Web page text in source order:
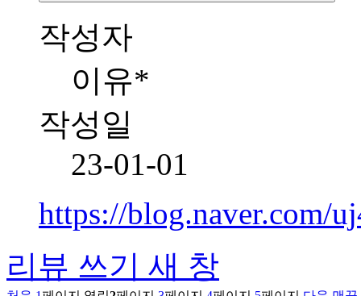
작성자
이유*
작성일
23-01-01
https://blog.naver.com/
리뷰 쓰기 새 창